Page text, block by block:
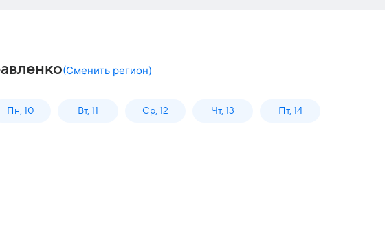
(Сменить регион)
Пн, 10 Вт, 11 Ср, 12 Чт, 13 Пт, 14